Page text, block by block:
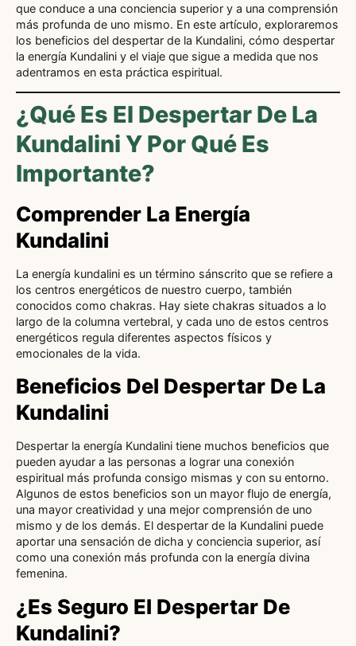
que conduce a una conciencia superior y a una comprensión
más profunda de uno mismo. En este artículo, exploraremos
los beneficios del despertar de la Kundalini, cómo despertar
la energía Kundalini y el viaje que sigue a medida que nos
adentramos en esta práctica espiritual.
¿Qué Es El Despertar De La
Kundalini Y Por Qué Es
Importante?
Comprender La Energía
Kundalini
La energía kundalini es un término sánscrito que se refiere a
los centros energéticos de nuestro cuerpo, también
conocidos como chakras. Hay siete chakras situados a lo
largo de la columna vertebral, y cada uno de estos centros
energéticos regula diferentes aspectos físicos y
emocionales de la vida.
Beneficios Del Despertar De La
Kundalini
Despertar la energía Kundalini tiene muchos beneficios que
pueden ayudar a las personas a lograr una conexión
espiritual más profunda consigo mismas y con su entorno.
Algunos de estos beneficios son un mayor flujo de energía,
una mayor creatividad y una mejor comprensión de uno
mismo y de los demás. El despertar de la Kundalini puede
aportar una sensación de dicha y conciencia superior, así
como una conexión más profunda con la energía divina
femenina.
¿Es Seguro El Despertar De
Kundalini?